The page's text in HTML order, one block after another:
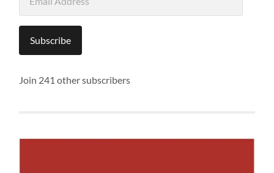
Address
Subscribe
Join 241 other subscribers